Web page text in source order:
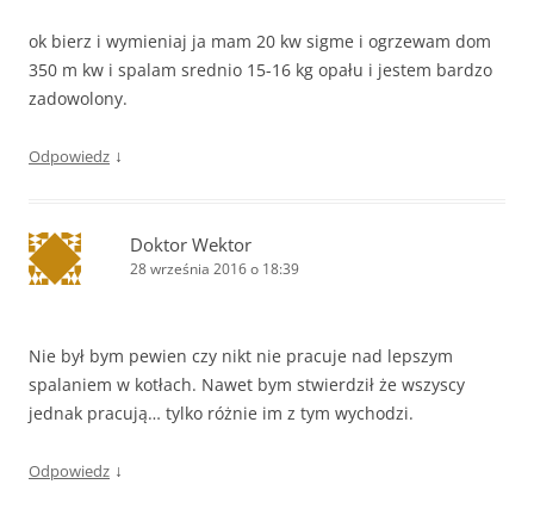
ok bierz i wymieniaj ja mam 20 kw sigme i ogrzewam dom
350 m kw i spalam srednio 15-16 kg opału i jestem bardzo
zadowolony.
Odpowiedz ↓
Doktor Wektor
28 września 2016 o 18:39
Nie był bym pewien czy nikt nie pracuje nad lepszym
spalaniem w kotłach. Nawet bym stwierdził że wszyscy
jednak pracują… tylko różnie im z tym wychodzi.
Odpowiedz ↓